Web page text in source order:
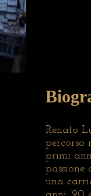
Renato
percorso
primi
passione
una